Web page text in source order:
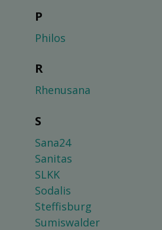
P
Philos
R
Rhenusana
S
Sana24
Sanitas
SLKK
Sodalis
Steffisburg
Sumiswalder